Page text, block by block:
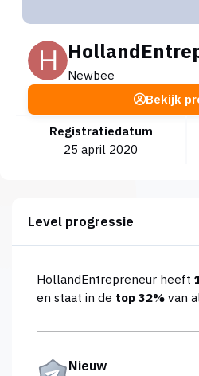
Newbee
Registratiedatum
25 april 2020
Bekijk
Level progressie
HollandEntrepreneur heeft
en staat in de top 32%van
Nieuw